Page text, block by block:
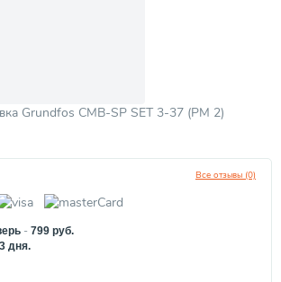
Все отзывы (0)
- 799 руб.
3 дня.